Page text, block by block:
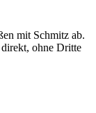
mit Schmitz ab.
ohne Dritte